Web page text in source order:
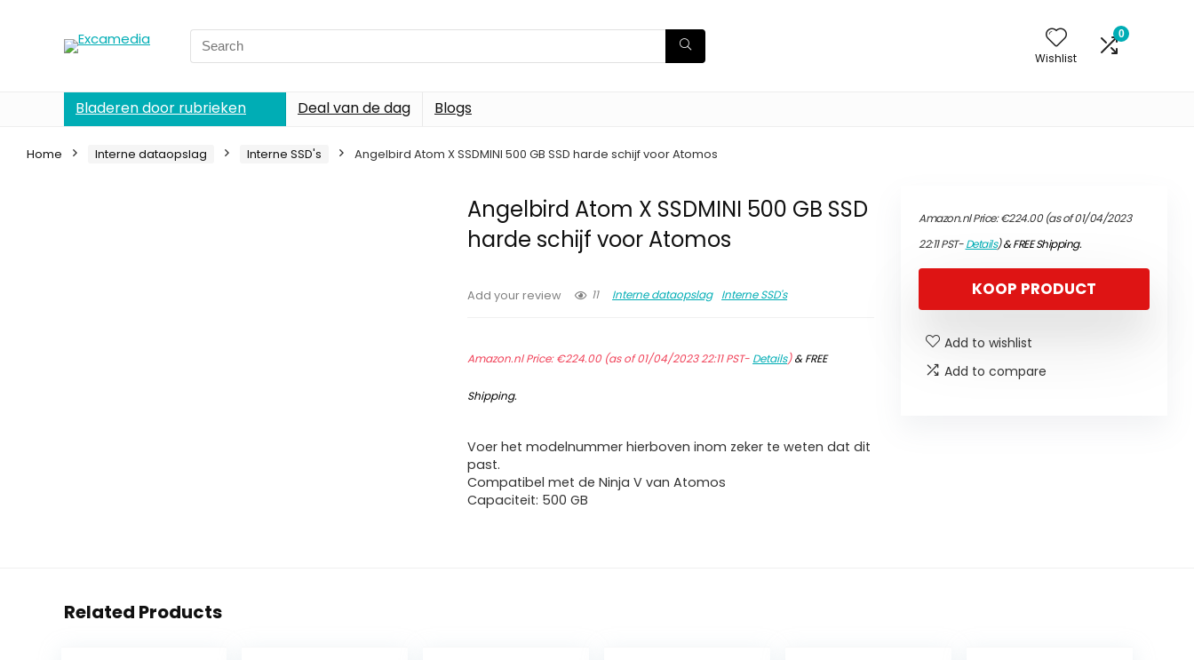
Search
for:
Wishlist
0
Bladeren door rubrieken Deal van de dag Blogs
Home Interne dataopslag Interne SSD's Angelbird Atom X SSDMINI 500 GB SSD harde schijf voor Atomos
Angelbird Atom X SSDMINI 500 GB SSD
harde schijf voor Atomos
Add your review 11 Interne dataopslag Interne SSD's
Amazon.nl Price:€224.00(as of 01/04/2023 22:11 PST- Details)&FREE
Shipping.
Voer het modelnummer hierboven inom zeker te weten dat dit
past.
Compatibel met de Ninja V van Atomos
Capaciteit: 500 GB
Amazon.nl Price:€224.00(as of 01/04/2023
22:11 PST-Details)&FREE Shipping.
KOOP PRODUCT
Add to wishlist
Add to compare
Related Products